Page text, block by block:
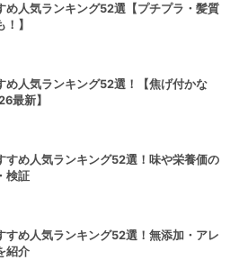
め人気ランキング52選【プチプラ・髪質
】
め人気ランキング52選！【焦げ付かな
最新】
すめ人気ランキング52選！味や栄養価の
検証
すめ人気ランキング52選！無添加・アレ
紹介